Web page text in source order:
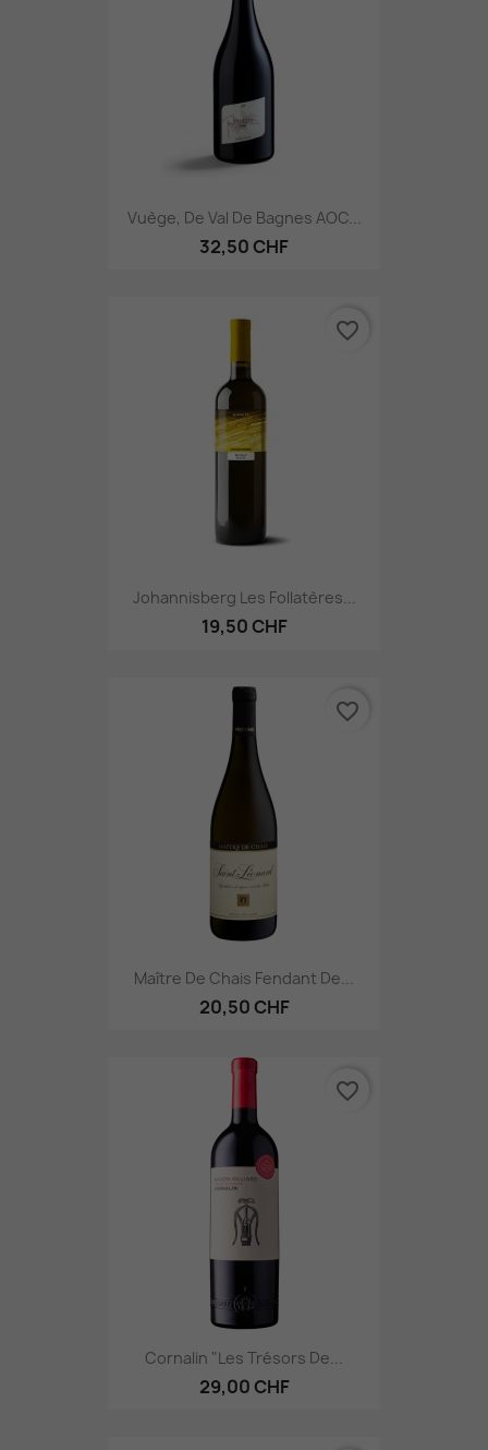
Vuège, De Val De Bagnes AOC...
32,50 CHF
Johannisberg Les Follatères...
19,50 CHF
favorite_border
Maître De Chais Fendant De...
20,50 CHF
favorite_border
Cornalin "Les Trésors De...
29,00 CHF
favorite_border